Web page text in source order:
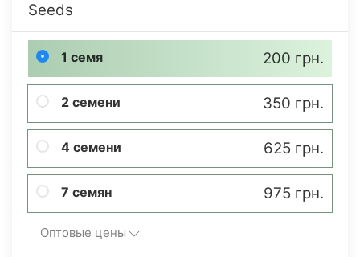
Seeds
1 семя 200 грн.
2 семени 350 грн.
4 семени 625 грн.
7 семян 975 грн.
Оптовые цены